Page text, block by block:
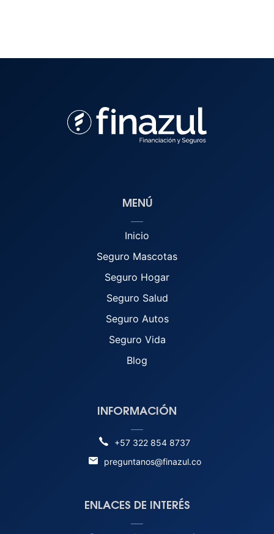
MENÚ
Inicio
Seguro Mascotas
Seguro Hogar
Seguro Salud
Seguro Autos
Seguro Vida
Blog
INFORMACIÓN
+57 322 854 8737
preguntanos@finazul.co
ENLACES DE INTERÉS